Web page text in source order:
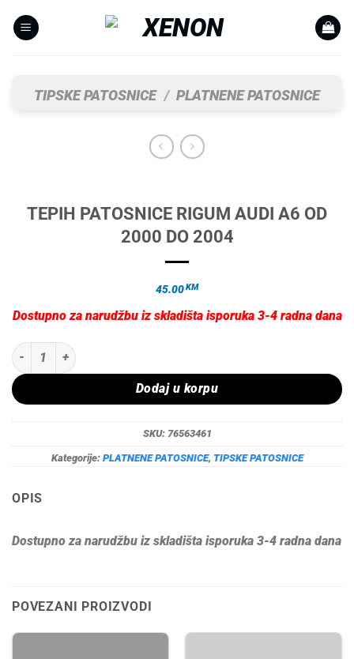
TIPSKE PATOSNICE / PLATNENE PATOSNICE
TEPIH PATOSNICE RIGUM AUDI A6 OD
2000 DO 2004
45.00KM
Dostupno za narudžbu iz skladišta isporuka 3-4 radna dana
TEPIH PATOSNICE RIGUM AUDI A6 OD 2000 DO 2004 količina
Dodaj u korpu
SKU: 76563461
Kategorije: PLATNENE PATOSNICE, TIPSKE PATOSNICE
OPIS
Dostupno za narudžbu iz skladišta isporuka 3-4 radna dana
POVEZANI PROIZVODI